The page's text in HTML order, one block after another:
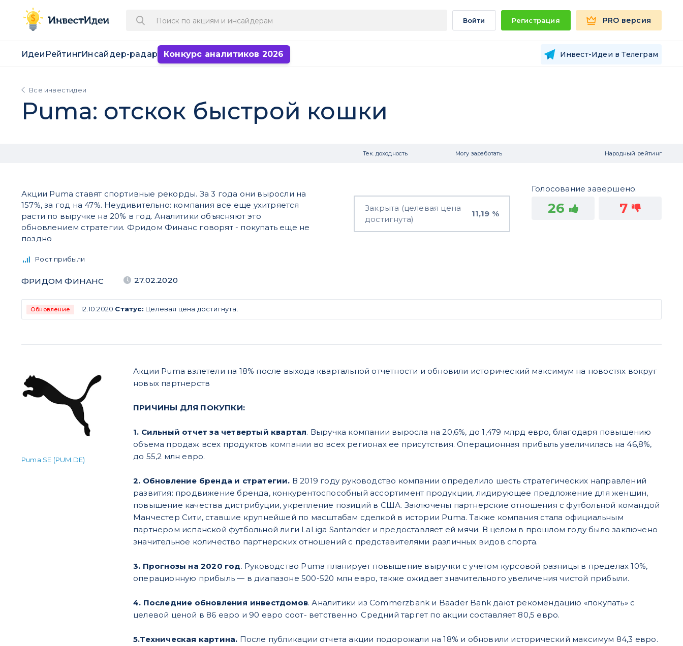
Войти Регистрация PRO версия
Идеи РейтингИнсайдер-радар Конкурс аналитиков 2026 Инвест-Идеи в Телеграм
Все инвестидеи
Puma: отскок быстрой кошки
Тек. доходность Могу заработать Народный рейтинг
Акции Puma ставят спортивные рекорды. За 3 года они выросли на
157%, за год на 47%. Неудивительно: компания все еще ухитряется
расти по выручке на 20% в год. Аналитики объясняют это
обновлением стратегии. Фридом Финанс говорят - покупать еще не
поздно
Закрыта (целевая цена
достигнута)
11,19 %
Голосование завершено.
26 7
Рост прибыли
ФРИДОМ ФИНАНС 27.02.2020
Обновление 12.10.2020 Статус: Целевая цена достигнута.
Puma SE (PUM.DE)
Акции Puma взлетели на 18% после выхода квартальной отчетности и обновили исторический максимум на новостях вокруг
новых партнерств
ПРИЧИНЫ ДЛЯ ПОКУПКИ:
1. Cильный отчет за четвертый квартал. Выручка компании выросла на 20,6%, до 1,479 млрд евро, благодаря повышению
объема продаж всех продуктов компании во всех регионах ее присутствия. Операционная прибыль увеличилась на 46,8%,
до 55,2 млн евро.
2. Обновление бренда и стратегии. В 2019 году руководство компании определило шесть стратегических направлений
развития: продвижение бренда, конкурентоспособный ассортимент продукции, лидирующее предложение для женщин,
повышение качества дистрибуции, укрепление позиций в США. Заключены партнерские отношения с футбольной командой
Манчестер Сити, ставшие крупнейшей по масштабам сделкой в истории Puma. Также компания стала официальным
партнером испанской футбольной лиги LaLiga Santander и предоставляет ей мячи. В целом в прошлом году было заключено
значительное количество партнерских отношений с представителями различных видов спорта.
3. Прогнозы на 2020 год. Руководство Puma планирует повышение выручки с учетом курсовой разницы в пределах 10%,
операционную прибыль — в диапазоне 500-520 млн евро, также ожидает значительного увеличения чистой прибыли.
4. Последние обновления инвестдомов. Аналитики из Commerzbank и Baader Bank дают рекомендацию «покупать» с
целевой ценой в 86 евро и 90 евро соот- ветственно. Средний таргет по акции составляет 80,5 евро.
5.Техническая картина. После публикации отчета акции подорожали на 18% и обновили исторический максимум 84,3 евро.